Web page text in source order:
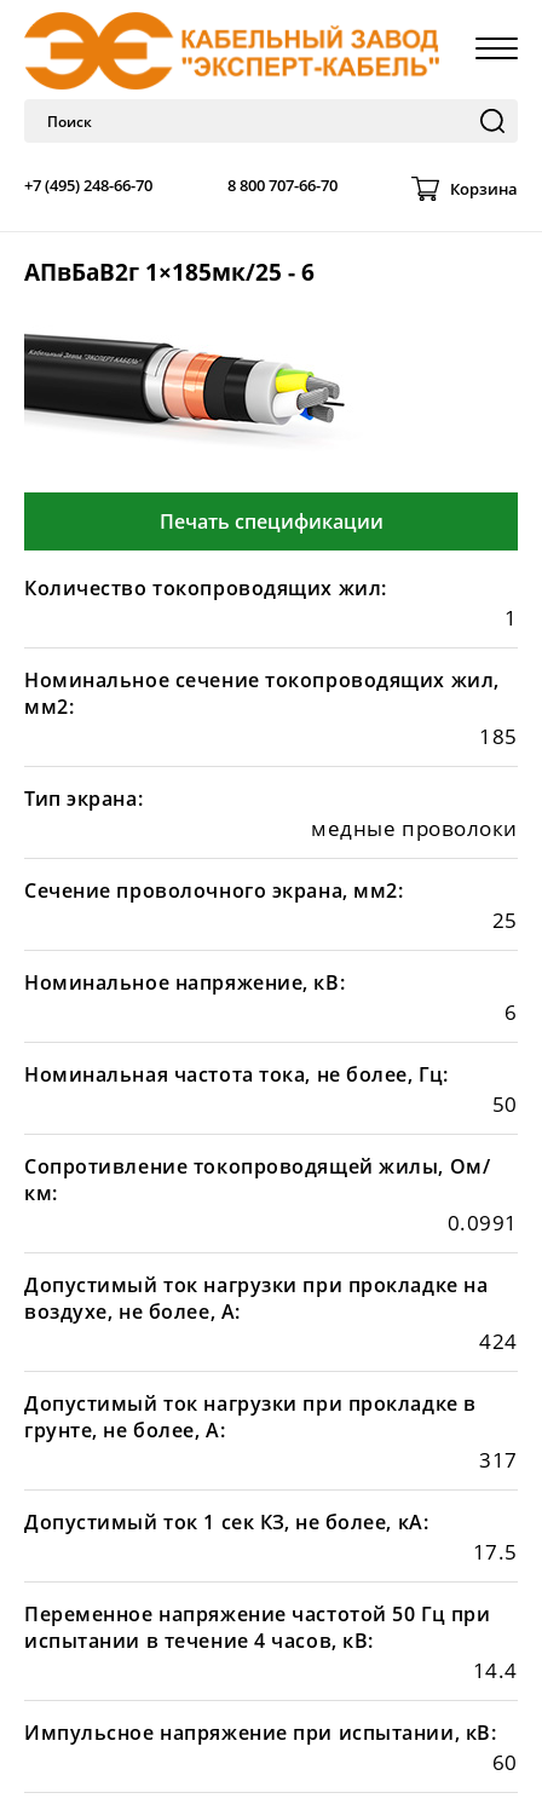
+7 (495) 248-66-70 8 800 707-66-70 Корзина
АПвБаВ2г 1×185мк/25 - 6
Печать спецификации
Количество токопроводящих жил:
1
Номинальное сечение токопроводящих жил,
мм2:
185
Тип экрана:
медные проволоки
Сечение проволочного экрана, мм2:
25
Номинальное напряжение, кВ:
6
Номинальная частота тока, не более, Гц:
50
Сопротивление токопроводящей жилы, Ом/
км:
0.0991
Допустимый ток нагрузки при прокладке на
воздухе, не более, А:
424
Допустимый ток нагрузки при прокладке в
грунте, не более, А:
317
Допустимый ток 1 сек КЗ, не более, кА:
17.5
Переменное напряжение частотой 50 Гц при
испытании в течение 4 часов, кВ:
14.4
Импульсное напряжение при испытании, кВ:
60